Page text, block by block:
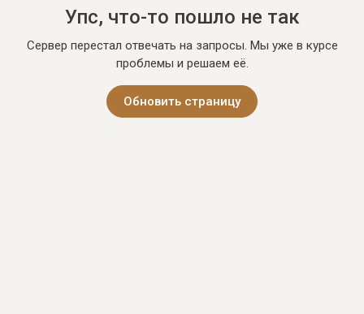
Упс, что-то пошло не так
Сервер перестал отвечать на запросы. Мы уже в курсе
проблемы и решаем её.
Обновить страницу